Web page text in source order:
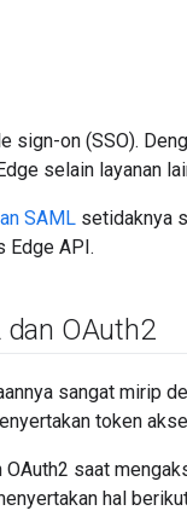
sign-on (SSO).
selain layanan
SAML setidaknya
Edge API.
dan OAuth2
sangat mirip
token
saat
hal